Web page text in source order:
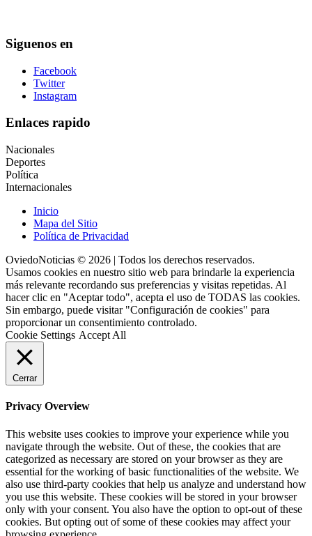
Siguenos en
Facebook
Twitter
Instagram
Enlaces rapido
Nacionales
Deportes
Política
Internacionales
Inicio
Mapa del Sitio
Política de Privacidad
OviedoNoticias © 2026 | Todos los derechos reservados.
Usamos cookies en nuestro sitio web para brindarle la experiencia
más relevante recordando sus preferencias y visitas repetidas. Al
hacer clic en "Aceptar todo", acepta el uso de TODAS las cookies.
Sin embargo, puede visitar "Configuración de cookies" para
proporcionar un consentimiento controlado.
Cookie Settings Accept All
Cerrar
Privacy Overview
This website uses cookies to improve your experience while you
navigate through the website. Out of these, the cookies that are
categorized as necessary are stored on your browser as they are
essential for the working of basic functionalities of the website. We
also use third-party cookies that help us analyze and understand how
you use this website. These cookies will be stored in your browser
only with your consent. You also have the option to opt-out of these
cookies. But opting out of some of these cookies may affect your